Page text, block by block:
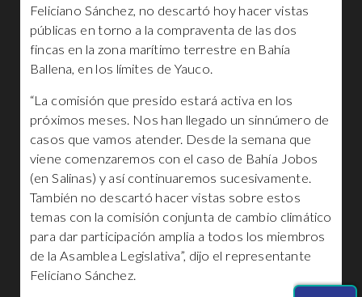
Feliciano Sánchez, no descartó hoy hacer vistas
públicas en torno a la compraventa de las dos
fincas en la zona marítimo terrestre en Bahía
Ballena, en los límites de Yauco.
“La comisión que presido estará activa en los
próximos meses. Nos han llegado un sinnúmero de
casos que vamos atender. Desde la semana que
viene comenzaremos con el caso de Bahía Jobos
(en Salinas) y así continuaremos sucesivamente.
También no descartó hacer vistas sobre estos
temas con la comisión conjunta de cambio climático
para dar participación amplia a todos los miembros
de la Asamblea Legislativa”, dijo el representante
Feliciano Sánchez.